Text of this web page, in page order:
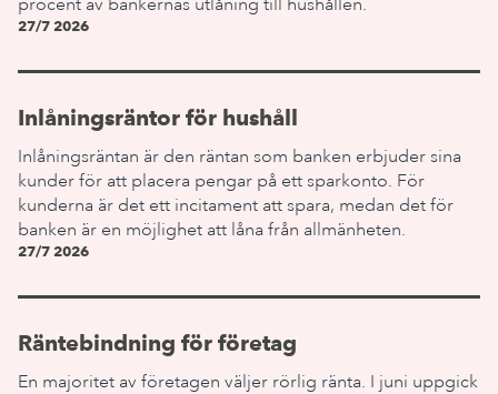
procent av bankernas utlåning till hushållen.
27/7 2026
Inlåningsräntor för hushåll
Inlåningsräntan är den räntan som banken erbjuder sina
kunder för att placera pengar på ett sparkonto. För
kunderna är det ett incitament att spara, medan det för
banken är en möjlighet att låna från allmänheten.
27/7 2026
Räntebindning för företag
En majoritet av företagen väljer rörlig ränta. I juni uppgick